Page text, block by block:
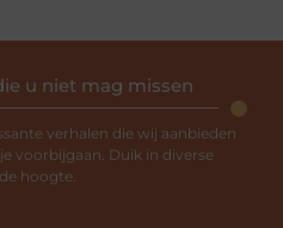
u niet mag missen
verhalen die wij aanbieden
voorbijgaan. Duik in diverse
hoogte.